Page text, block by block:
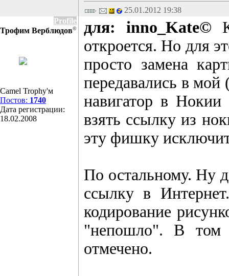
25.01.2012 19:38
Profile
Трофим Верблюдов©
Camel Trophy'м
Постов: 1740
Дата регистрации:
18.02.2008
для: inno_Kate©
откроется. Но для
просто замена
передавались в
навигатор в
взять ссылку из
эту фишку
По остальному. Ну
ссылку в
кодирование
"непошло". В том
отмечено.